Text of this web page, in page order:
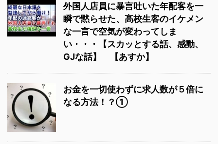
外国人店員に暴言吐いた年配客を一
瞬で黙らせた、高校生客のイケメン
な一言で空気が変わってしま
い・・・【スカッとする話、感動、
GJな話】 【あすか】
お金を一切使わずに求人数が５倍に
なる方法！？①